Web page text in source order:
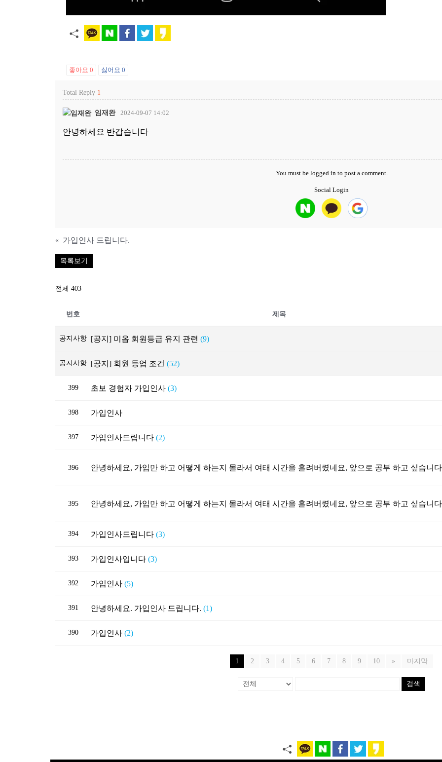
좋아요 0 싫어요 0
Total Reply 1
임재완 2024-09-07 14:02
안녕하세요 반갑습니다
You must be logged in to post a comment.
Social Login
« 가입인사 드립니다.
목록보기
전체 403
번호 제목
공지사항 [공지] 미옵 회원등급 유지 관련 (9)
공지사항 [공지] 회원 등업 조건 (52)
399 초보 경험자 가입인사 (3)
398 가입인사
397 가입인사드립니다 (2)
396
395
394 가입인사드립니다 (3)
393 가입인사입니다 (3)
392 가입인사 (5)
391 안녕하세요. 가입인사 드립니다. (1)
390 가입인사 (2)
1 2 3 4 5 6 7 8 9 10 » 마지막
검색